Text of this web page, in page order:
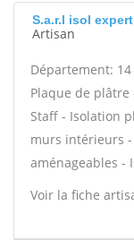
S.a.r.l isol
Artisan
Département: 14
Plaque de
Staff - Isolation
murs intérieurs
aménageables -
Voir la fiche